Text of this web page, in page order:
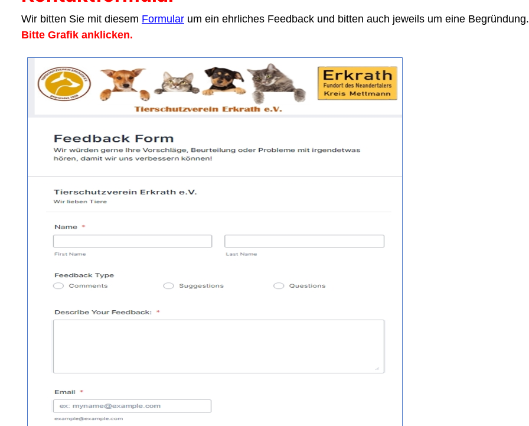
Wir bitten Sie mit diesem Formular um ein ehrliches Feedback und bitten auch jeweils um eine Begründung.
Bitte Grafik anklicken.